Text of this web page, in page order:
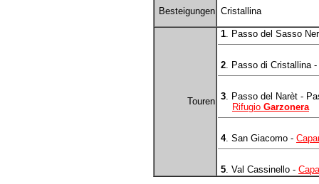
Besteigungen Cristallina
Touren
1. Passo del Sasso
2. Passo di Cristallina -
3. Passo del Narèt -
Rifugio Garzonera
4. San Giacomo -
5. Val Cassinello -